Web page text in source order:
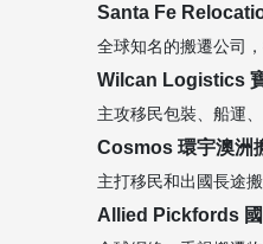
Santa Fe
全球知名的搬遷公司
Wilcan Logistics
主攻移民包裝、船運
Cosmos 環宇澳洲
主打移民和出國長途
Allied Pickfords